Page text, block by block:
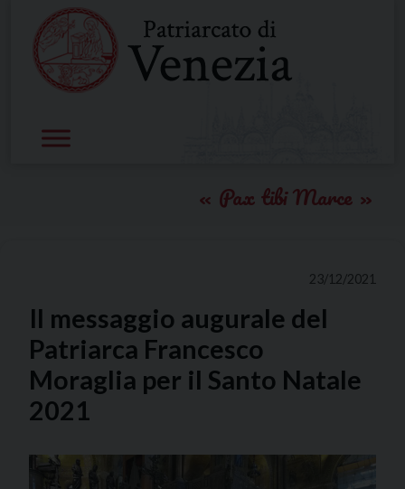
content
Pax tibi Marce
23/12/2021
Il messaggio augurale del
Patriarca Francesco
Moraglia per il Santo Natale
2021